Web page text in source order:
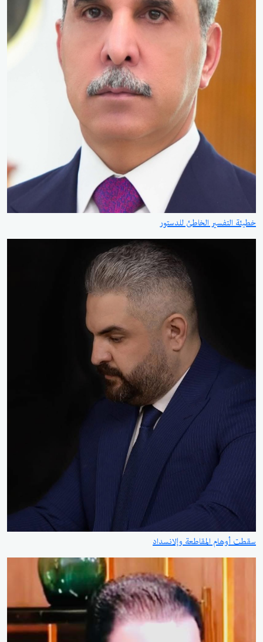
خطيئة التفسير الخاطئ للدستور
سقطت أوهام المقاطعة وإلانسداد